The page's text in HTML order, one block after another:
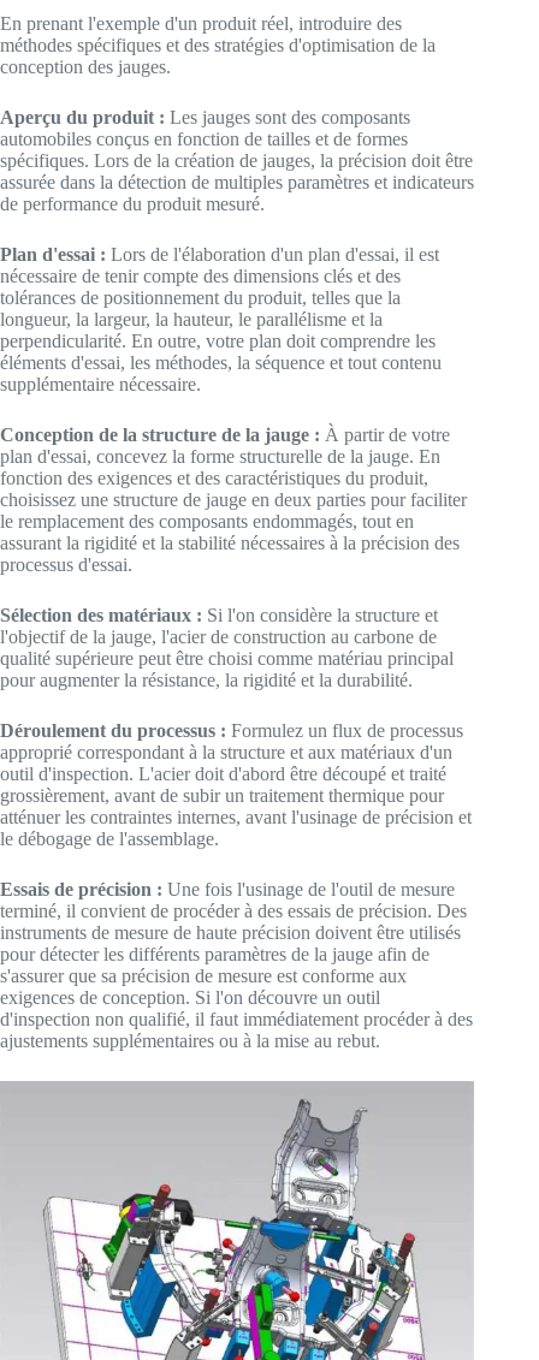
En prenant l'exemple d'un produit réel, introduire des
méthodes spécifiques et des stratégies d'optimisation de la
conception des jauges.
Aperçu du produit : Les jauges sont des composants
automobiles conçus en fonction de tailles et de formes
spécifiques. Lors de la création de jauges, la précision doit être
assurée dans la détection de multiples paramètres et indicateurs
de performance du produit mesuré.
Plan d'essai : Lors de l'élaboration d'un plan d'essai, il est
nécessaire de tenir compte des dimensions clés et des
tolérances de positionnement du produit, telles que la
longueur, la largeur, la hauteur, le parallélisme et la
perpendicularité. En outre, votre plan doit comprendre les
éléments d'essai, les méthodes, la séquence et tout contenu
supplémentaire nécessaire.
Conception de la structure de la jauge : À partir de votre
plan d'essai, concevez la forme structurelle de la jauge. En
fonction des exigences et des caractéristiques du produit,
choisissez une structure de jauge en deux parties pour faciliter
le remplacement des composants endommagés, tout en
assurant la rigidité et la stabilité nécessaires à la précision des
processus d'essai.
Sélection des matériaux : Si l'on considère la structure et
l'objectif de la jauge, l'acier de construction au carbone de
qualité supérieure peut être choisi comme matériau principal
pour augmenter la résistance, la rigidité et la durabilité.
Déroulement du processus : Formulez un flux de processus
approprié correspondant à la structure et aux matériaux d'un
outil d'inspection. L'acier doit d'abord être découpé et traité
grossièrement, avant de subir un traitement thermique pour
atténuer les contraintes internes, avant l'usinage de précision et
le débogage de l'assemblage.
Essais de précision : Une fois l'usinage de l'outil de mesure
terminé, il convient de procéder à des essais de précision. Des
instruments de mesure de haute précision doivent être utilisés
pour détecter les différents paramètres de la jauge afin de
s'assurer que sa précision de mesure est conforme aux
exigences de conception. Si l'on découvre un outil
d'inspection non qualifié, il faut immédiatement procéder à des
ajustements supplémentaires ou à la mise au rebut.